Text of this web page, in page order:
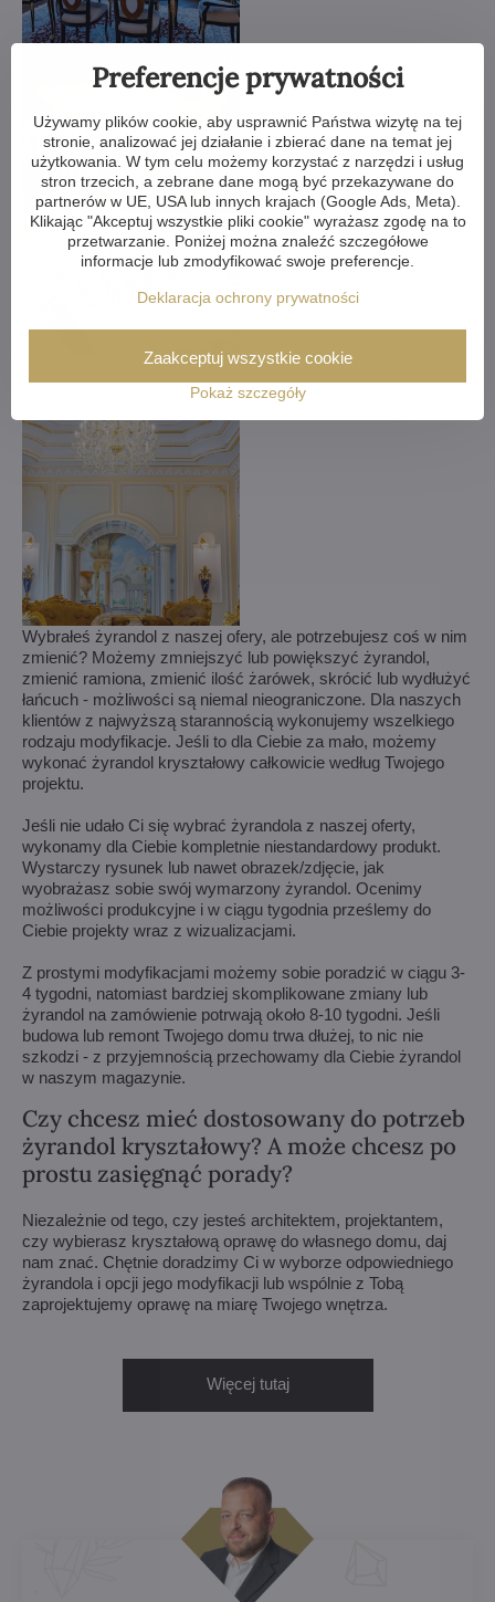
Wybrałeś żyrandol z naszej ofery, ale potrzebujesz coś w nim
zmienić? Możemy zmniejszyć lub powiększyć żyrandol,
zmienić ramiona, zmienić ilość żarówek, skrócić lub wydłużyć
łańcuch - możliwości są niemal nieograniczone. Dla naszych
klientów z najwyższą starannością wykonujemy wszelkiego
rodzaju modyfikacje. Jeśli to dla Ciebie za mało, możemy
wykonać żyrandol kryształowy całkowicie według Twojego
projektu.
Jeśli nie udało Ci się wybrać żyrandola z naszej oferty,
wykonamy dla Ciebie kompletnie niestandardowy produkt.
Wystarczy rysunek lub nawet obrazek/zdjęcie, jak
wyobrażasz sobie swój wymarzony żyrandol. Ocenimy
możliwości produkcyjne i w ciągu tygodnia prześlemy do
Ciebie projekty wraz z wizualizacjami.
Z prostymi modyfikacjami możemy sobie poradzić w ciągu 3-
4 tygodni, natomiast bardziej skomplikowane zmiany lub
żyrandol na zamówienie potrwają około 8-10 tygodni. Jeśli
budowa lub remont Twojego domu trwa dłużej, to nic nie
szkodzi - z przyjemnością przechowamy dla Ciebie żyrandol
w naszym magazynie.
Czy chcesz mieć dostosowany do potrzeb
żyrandol kryształowy? A może chcesz po
prostu zasięgnąć porady?
Niezależnie od tego, czy jesteś architektem, projektantem,
czy wybierasz kryształową oprawę do własnego domu, daj
nam znać. Chętnie doradzimy Ci w wyborze odpowiedniego
żyrandola i opcji jego modyfikacji lub wspólnie z Tobą
zaprojektujemy oprawę na miarę Twojego wnętrza.
Więcej tutaj
Preferencje prywatności
Używamy plików cookie, aby usprawnić Państwa wizytę na tej
stronie, analizować jej działanie i zbierać dane na temat jej
użytkowania. W tym celu możemy korzystać z narzędzi i usług
stron trzecich, a zebrane dane mogą być przekazywane do
partnerów w UE, USA lub innych krajach (Google Ads, Meta).
Klikając "Akceptuj wszystkie pliki cookie" wyrażasz zgodę na to
przetwarzanie. Poniżej można znaleźć szczegółowe
informacje lub zmodyfikować swoje preferencje.
Deklaracja ochrony prywatności
Pokaż szczegóły
Zaakceptuj wszystkie cookie